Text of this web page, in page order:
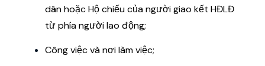
dân hoặc Hộ chiếu của người giao kết HĐLĐ
từ phía người lao động;
Công việc và nơi làm việc;